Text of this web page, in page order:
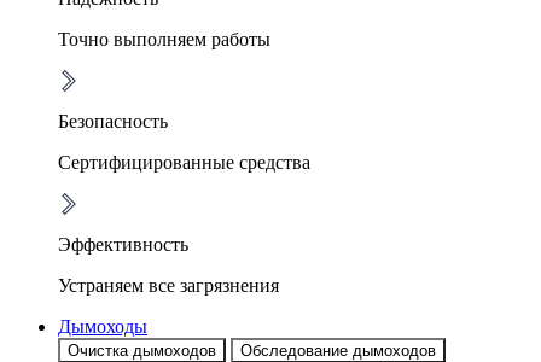
Точно выполняем работы
Безопасность
Сертифицированные средства
Эффективность
Устраняем все загрязнения
Дымоходы
Очистка дымоходов
Обследование дымоходов